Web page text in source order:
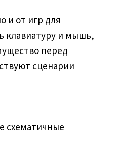
и от игр для
клавиатуру и мышь,
перед
сценарии
схематичные